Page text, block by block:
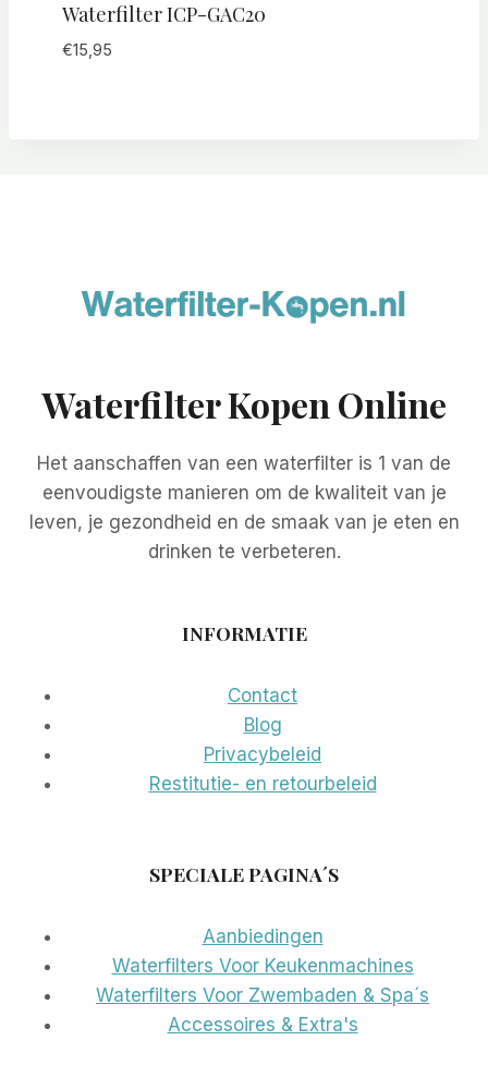
Waterfilter ICP-GAC20
€15,95
Waterfilter Kopen Online
Het aanschaffen van een waterfilter is 1 van de
eenvoudigste manieren om de kwaliteit van je
leven, je gezondheid en de smaak van je eten en
drinken te verbeteren.
INFORMATIE
Contact
Blog
Privacybeleid
Restitutie- en retourbeleid
SPECIALE PAGINA´S
Aanbiedingen
Waterfilters Voor Keukenmachines
Waterfilters Voor Zwembaden & Spa´s
Accessoires & Extra's